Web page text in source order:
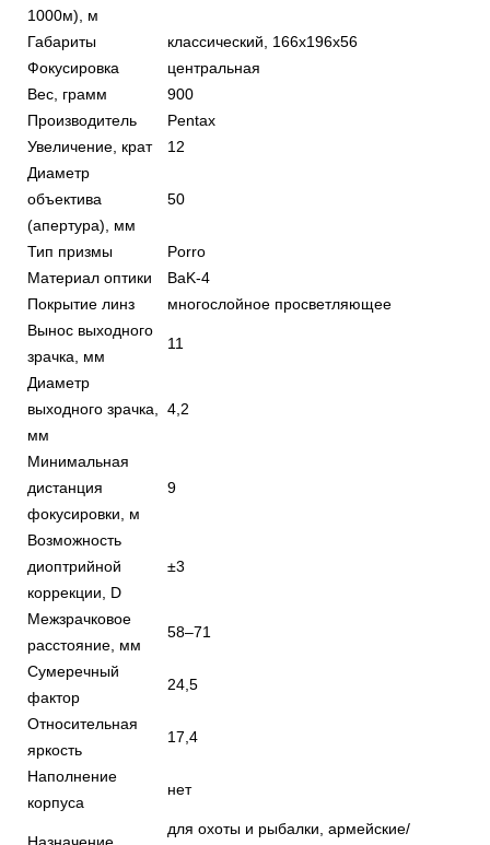
1000м), м
Габариты
классический, 166x196x56
Фокусировка
центральная
Вес, грамм
900
Производитель
Pentax
Увеличение, крат
12
Диаметр
объектива
(апертура), мм
50
Тип призмы
Porro
Материал оптики
BaK-4
Покрытие линз
многослойное просветляющее
Вынос выходного
зрачка, мм
11
Диаметр
выходного зрачка,
мм
4,2
Минимальная
дистанция
фокусировки, м
9
Возможность
диоптрийной
коррекции, D
±3
Межзрачковое
расстояние, мм
58–71
Сумеречный
фактор
24,5
Относительная
яркость
17,4
Наполнение
корпуса
нет
для охоты и рыбалки, армейские/